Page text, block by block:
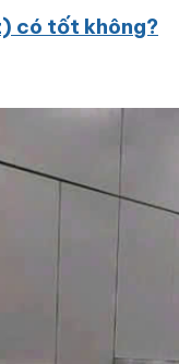
có tốt không?